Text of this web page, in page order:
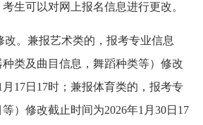
生可以对网上报名信息进行更改。
改。兼报艺术类的，报考专业信息
种类及曲目信息，舞蹈种类等）修改
月17日17时；兼报体育类的，报考专
）修改截止时间为2026年1月30日17